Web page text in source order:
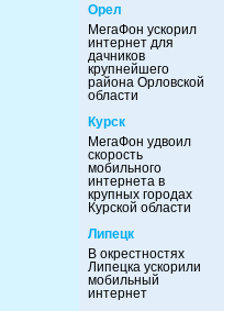
Орел
МегаФон ускорил
интернет для
дачников
крупнейшего
района Орловской
области
Курск
МегаФон удвоил
скорость
мобильного
интернета в
крупных городах
Курской области
Липецк
В окрестностях
Липецка ускорили
мобильный
интернет